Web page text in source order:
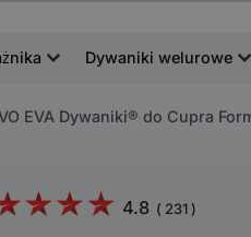
Dywaniki welurowe
EVA Dywaniki® do Cupra
4.8 ( 231)